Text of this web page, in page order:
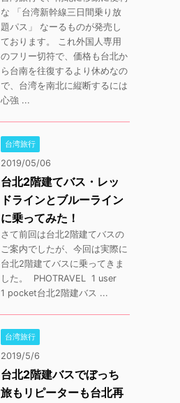
な 「台湾新幹線三日間乗り放
題パス」 なーるものが発売し
ております。 これ外国人専用
のフリー切符で、価格も台北か
ら台南を往復するより休めなの
で、台湾を南北に縦断するには
心強 ...
台湾旅行
2019/05/06
台北2階建てバス・レッ
ドラインとブルーライン
に乗ってみた！
さて前回は台北2階建てバスの
ご案内でしたが、今回は実際に
台北2階建てバスに乗ってきま
した。 PHOTRAVEL 1 user
1 pocket台北2階建バス ...
台湾旅行
2019/5/6
台北2階建バスでぼっち
旅もリピーターも台北再